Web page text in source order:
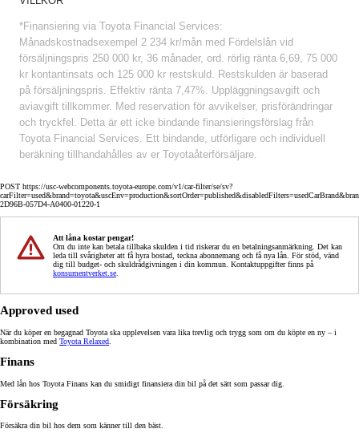
*Finansiering via Toyota Financial Services:
Månadskostnadsexempel 2 234 kr/mån med Fördelslån vid
försäljningspris 250 000 kr, 36 månader, ord. rörlig ränta 6,69, 75 000
kr kontantinsats och 125 000 kr restskuld. Restskulden är baserad
på försäljningspris. Effektiv ränta 7,47%. Uppläggningsavgift och
aviavgift tillkommer. Med reservation för avvikelser, prisförändringar
och tryckfel. Detta är ett icke bindande finansieringsförslag från
Toyota Financial Services. Ett bindande, utförligare och individuell
beräkning tillhandahålles av er Toyotaåterförsäljare.
POST https://usc-webcomponents.toyota-europe.com/v1/car-filter/se/sv?
2D96B-057D4-A0400-01220-1
Att låna kostar pengar!
Om du inte kan betala tillbaka skulden i tid riskerar du en betalningsanmärkning. Det kan
leda till svårigheter att få hyra bostad, teckna abonnemang och få nya lån. För stöd, vänd
dig till budget- och skuldrådgivningen i din kommun. Kontaktuppgifter finns på
konsumentverket.se
Approved used
När du köper en begagnad Toyota ska upplevelsen vara lika trevlig och trygg som om du köpte en ny – i
kombination med Toyota Relaxed
Finans
Med lån hos Toyota Finans kan du smidigt finansiera din bil på det sätt som passar dig.
Försäkring
Försäkra din bil hos dem som känner till den bäst.